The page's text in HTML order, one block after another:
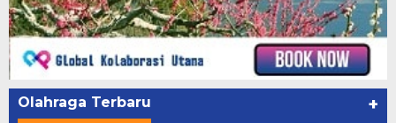
Olahraga Terbaru +